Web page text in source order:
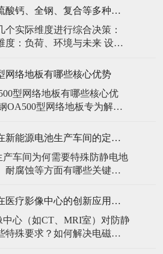
可靠的关键。 1. 建立分
： 巡检时观察地
水渍、油污或其它液体泼
面对市面上硫酸钙、全钢、复合等多种类型的机房防静电地板，我们该如何科学选型？除了预算，更应该从哪些实际维度进行考量，以避免“过度配置”或“配置不足”？
个实际维度进行综合决策：
：负荷、环境与未来 设备
房规划区域内最重设备的单
指服务器机柜的支脚压
在1960N，主流的优质复合地
网络地板有哪些核心优势
型网络地板有哪些核心优
OA500型网络地板专为解决
： 高强度结构：采用优质冷
接成型，表面磷化后静电喷
，承重性能优异。 便捷布
线槽板设计，可轻松掀起盖
防静电地板在新能源电池生产车间的定制化解决方案
产车间为何需要特殊防静电地
耐腐蚀等方面有哪些关键技
殊场景，需要全方位防护方
等级：Ex IIB T4（ATEX认
放速度：<0.
防静电地板在医疗影像中心的创新应用方案
中心（如CT、MRI室）对防静
特殊要求？如何解决电磁干